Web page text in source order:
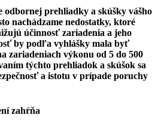
odbornej prehliadky a skúšky vášho
nachádzame nedostatky, ktoré
účinnosť zariadenia a jeho
by podľa vyhlášky mala byť
zariadeniach výkonu od 5 do 500
týchto prehliadok a skúšok sa
a istotu v prípade poruchy
zahŕňa